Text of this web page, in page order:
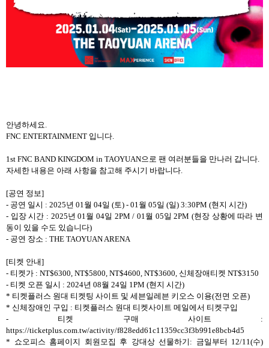
안녕하세요.
FNC ENTERTAINMENT 입니다.
1st FNC BAND KINGDOM in TAOYUAN으로 팬 여러분들을 만나러 갑니다.
자세한 내용은 아래 사항을 참고해 주시기 바랍니다.
[공연 정보]
- 공연 일시 : 2025년 01월 04일 (토) - 01월 05일 (일) 3:30PM (현지 시간)
- 입장 시간 : 2025년 01월 04일 2PM / 01월 05일 2PM (현장 상황에 따라 변
동이 있을 수도 있습니다)
- 공연 장소 : THE TAOYUAN ARENA
[티켓 안내]
- 티켓가 : NT$6300, NT$5800, NT$4600, NT$3600, 신체장애티켓 NT$3150
- 티켓 오픈 일시 : 2024년 08월 24일 1PM (현지 시간)
* 티켓플러스 원대 티켓팅 사이트 및 세븐일레븐 키오스 이용(전면 오픈)
* 신체장애인 구입 : 티켓플러스 원대 티켓사이트 메일에서 티켓구입
- 티켓 구매 사이트 :
https://ticketplus.com.tw/activity/f828edd61c11359cc3f3b991e8bcb4d5
* 쇼오피스 홈페이지 회원모집 후 강대상 선물하기: 금일부터 12/11(수)